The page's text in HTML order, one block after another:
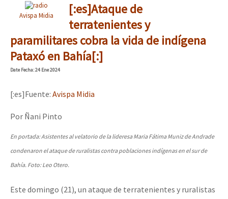
Avispa Midia
[:es]Ataque de
terratenientes y
paramilitares cobra la vida de indígena
Pataxó en Bahía[:]
DateFecha: 24 Ene 2024
[:es]Fuente: Avispa Midia
Por Ñani Pinto
En portada: Asistentes al velatorio de la lideresa Maria Fátima Muniz de Andrade
condenaron el ataque de ruralistas contra poblaciones indígenas en el sur de
Bahía. Foto: Leo Otero.
Este domingo (21), un ataque de terratenientes y ruralistas